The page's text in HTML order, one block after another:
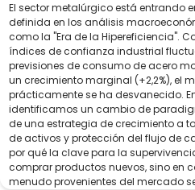
El sector metalúrgico está entrando
definida en los análisis
como la "Era de la Hipereficiencia".
índices de confianza industrial
previsiones de consumo de acero
un crecimiento marginal (+2,2%), el
prácticamente se ha desvanecido.
identificamos un cambio de
de una estrategia de crecimiento a
de activos y protección del flujo de
por qué la clave para la
comprar productos nuevos, sino en
menudo provenientes del mercado